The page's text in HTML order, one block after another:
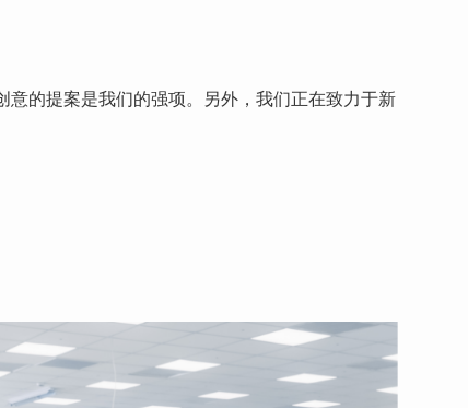
的提案是我们的强项。另外，我们正在致力于新